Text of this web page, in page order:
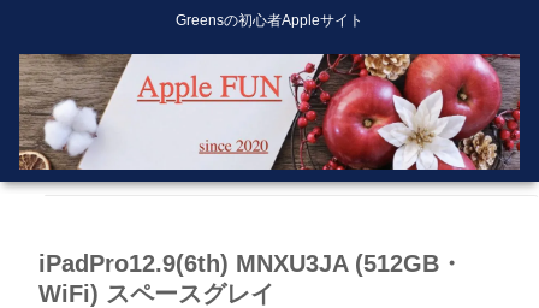
Greensの初心者Appleサイト
iPadPro12.9(6th) MNXU3JA (512GB・
WiFi) スペースグレイ